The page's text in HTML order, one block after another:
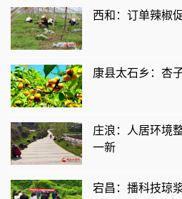
西和：订单辣椒
康县太石乡：杏
庄浪：人居环境
一新
宕昌：播科技琼